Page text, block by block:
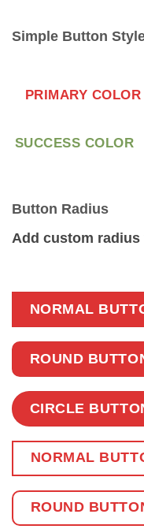
Simple Button
PRIMARY COLOR
SUCCESS COLOR
Button Radius
Add custom
NORMAL
ROUND
CIRCLE
NORMAL
ROUND